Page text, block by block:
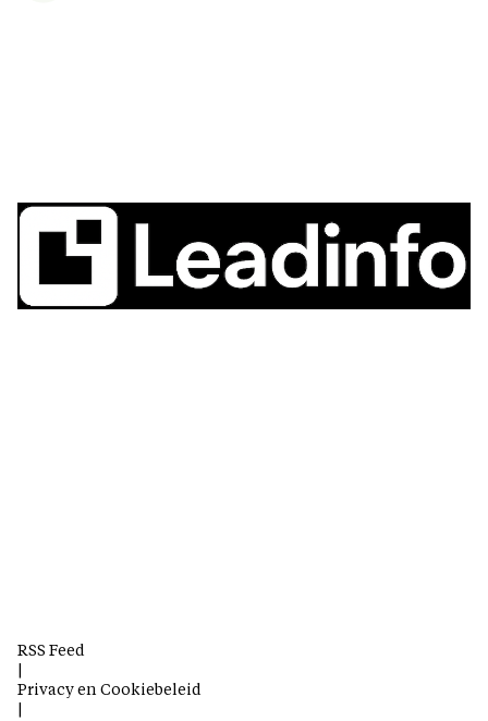
RSS Feed
Privacy en Cookiebeleid